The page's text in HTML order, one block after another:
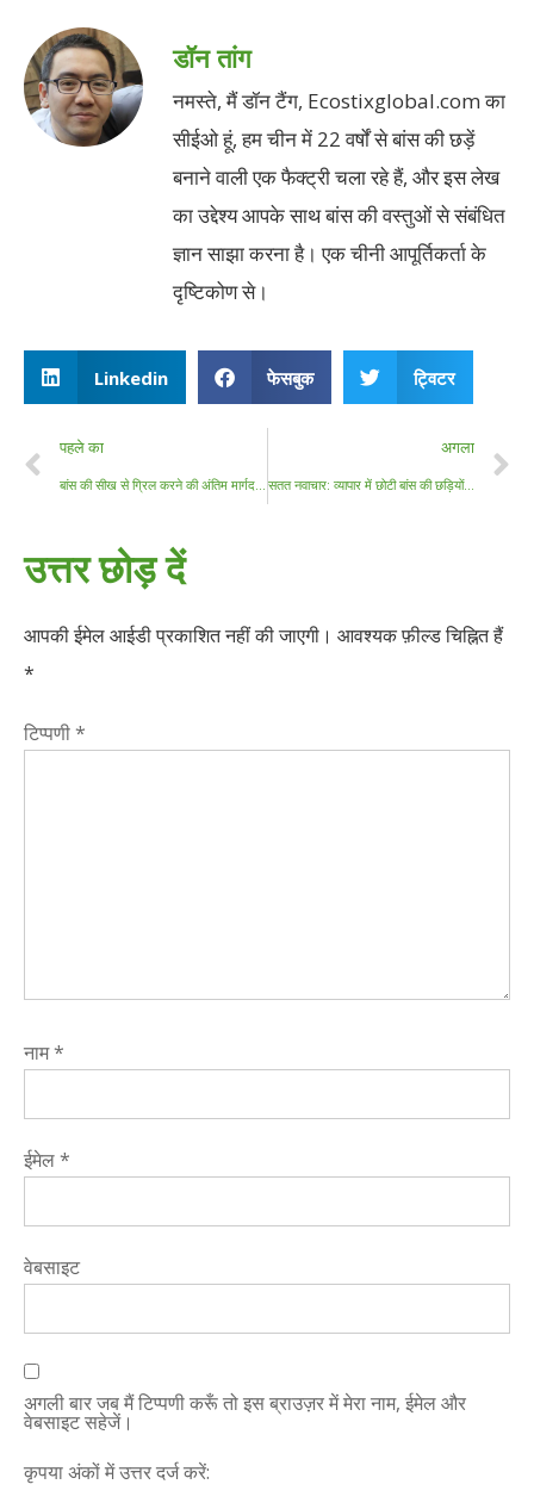
डॉन तांग
नमस्ते, मैं डॉन टैंग, Ecostixglobal.com का
सीईओ हूं, हम चीन में 22 वर्षों से बांस की छड़ें
बनाने वाली एक फैक्ट्री चला रहे हैं, और इस लेख
का उद्देश्य आपके साथ बांस की वस्तुओं से संबंधित
ज्ञान साझा करना है। एक चीनी आपूर्तिकर्ता के
दृष्टिकोण से।
Linkedin फेसबुक ट्विटर
पहले का
बांस की सीख से ग्रिल करने की अंतिम मार्गदर्शिका: स्वाद और सुरक्षा बढ़ाना
अगला
सतत नवाचार: व्यापार में छोटी बांस की छड़ियों की बहुमुखी दुनिया
उत्तर छोड़ दें
आपकी ईमेल आईडी प्रकाशित नहीं की जाएगी। आवश्यक फ़ील्ड चिह्नित हैं
*
टिप्पणी*
नाम*
ईमेल*
वेबसाइट
अगली बार जब मैं टिप्पणी करूँ तो इस ब्राउज़र में मेरा नाम, ईमेल और
वेबसाइट सहेजें।
कृपया अंकों में उत्तर दर्ज करें: